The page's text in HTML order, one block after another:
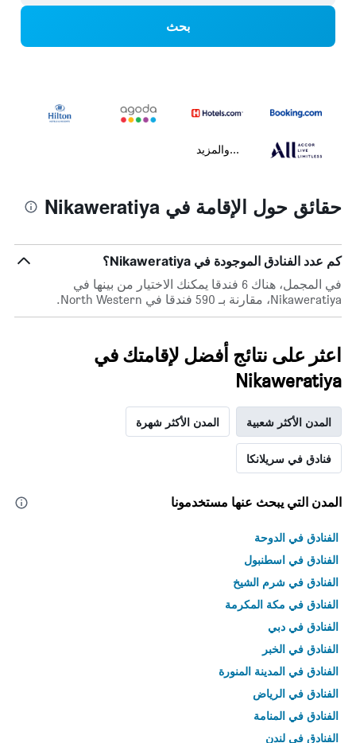
بحث
...والمزيد
حقائق حول الإقامة في Nikaweratiya
كم عدد الفنادق الموجودة في Nikaweratiya؟
في المجمل، هناك 6 فندقا يمكنك الاختيار من بينها في
Nikaweratiya، مقارنة بـ 590 فندقا في North Western.
اعثر على نتائج أفضل لإقامتك في
Nikaweratiya
المدن الأكثر شعبية المدن الأكثر شهرة
فنادق في سريلانكا
المدن التي يبحث عنها مستخدمونا
الفنادق في الدوحة
الفنادق في اسطنبول
الفنادق في شرم الشيخ
الفنادق في مكة المكرمة
الفنادق في دبي
الفنادق في الخبر
الفنادق في المدينة المنورة
الفنادق في الرياض
الفنادق في المنامة
الفنادق في لندن